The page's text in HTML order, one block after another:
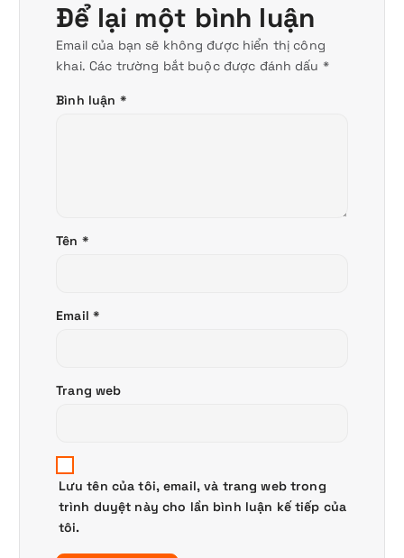
Để lại một bình luận
Email của bạn sẽ không được hiển thị công
khai. Các trường bắt buộc được đánh dấu *
Bình luận *
Tên *
Email *
Trang web
Lưu tên của tôi, email, và trang web trong
trình duyệt này cho lần bình luận kế tiếp của
tôi.